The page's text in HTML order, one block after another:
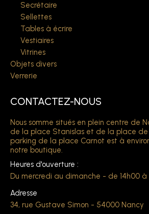
Secrétaire
Sellettes
Tables à écrire
Vestiaires
Vitrines
Objets divers
Verrerie
CONTACTEZ-NOUS
Nous somme situés en plein centre de
de la place Stanislas et de la place de
parking de la place Carnot est à
notre boutique.
Heures d'ouverture :
Du mercredi au dimanche - de 14h00 à
Adresse
34, rue Gustave Simon - 54000 Nancy